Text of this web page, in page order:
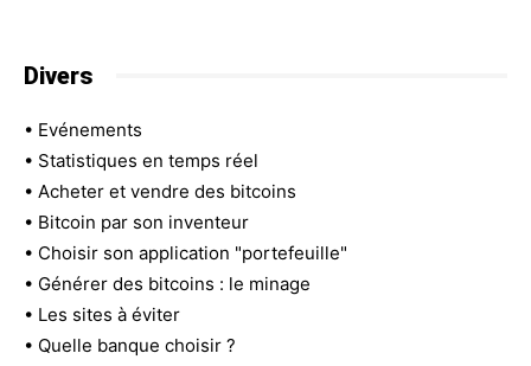
Divers
• Evénements
• Statistiques en temps réel
• Acheter et vendre des bitcoins
• Bitcoin par son inventeur
• Choisir son application "portefeuille"
• Générer des bitcoins : le minage
• Les sites à éviter
• Quelle banque choisir ?